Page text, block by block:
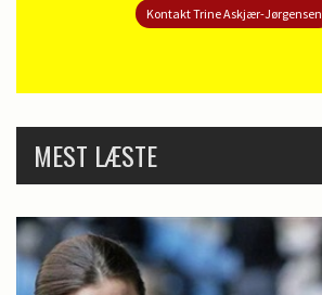
Kontakt Trine Askjær-Jørgensen
MEST LÆSTE